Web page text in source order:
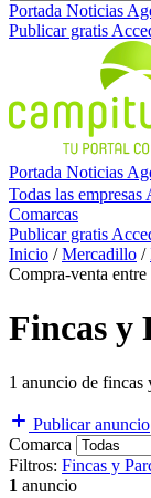
Portada Noticias
Publicar gratis
Portada Noticias
Todas las empresas
Comarcas
Publicar gratis
Inicio / Mercadillo /
Compra-venta entre
Fincas y
1 anuncio de fincas
Publicar anuncio
Comarca
Filtros: Fincas y
1 anuncio